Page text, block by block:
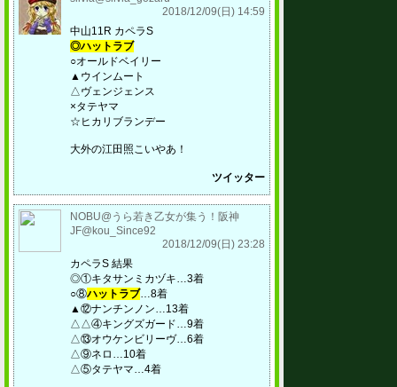
2018/12/09(日) 14:59
中山11R カペラS
◎ハットラブ
○オールドベイリー
▲ウインムート
△ヴェンジェンス
×タテヤマ
☆ヒカリブランデー
大外の江田照こいやあ！
ツイッター
NOBU@うら若き乙女が集う！阪神
JF@kou_Since92
2018/12/09(日) 23:28
カペラS 結果
◎①キタサンミカヅキ…3着
○⑧ハットラブ…8着
▲⑫ナンチンノン…13着
△△④キングズガード…9着
△⑬オウケンビリーヴ…6着
△⑨ネロ…10着
△⑤タテヤマ…4着